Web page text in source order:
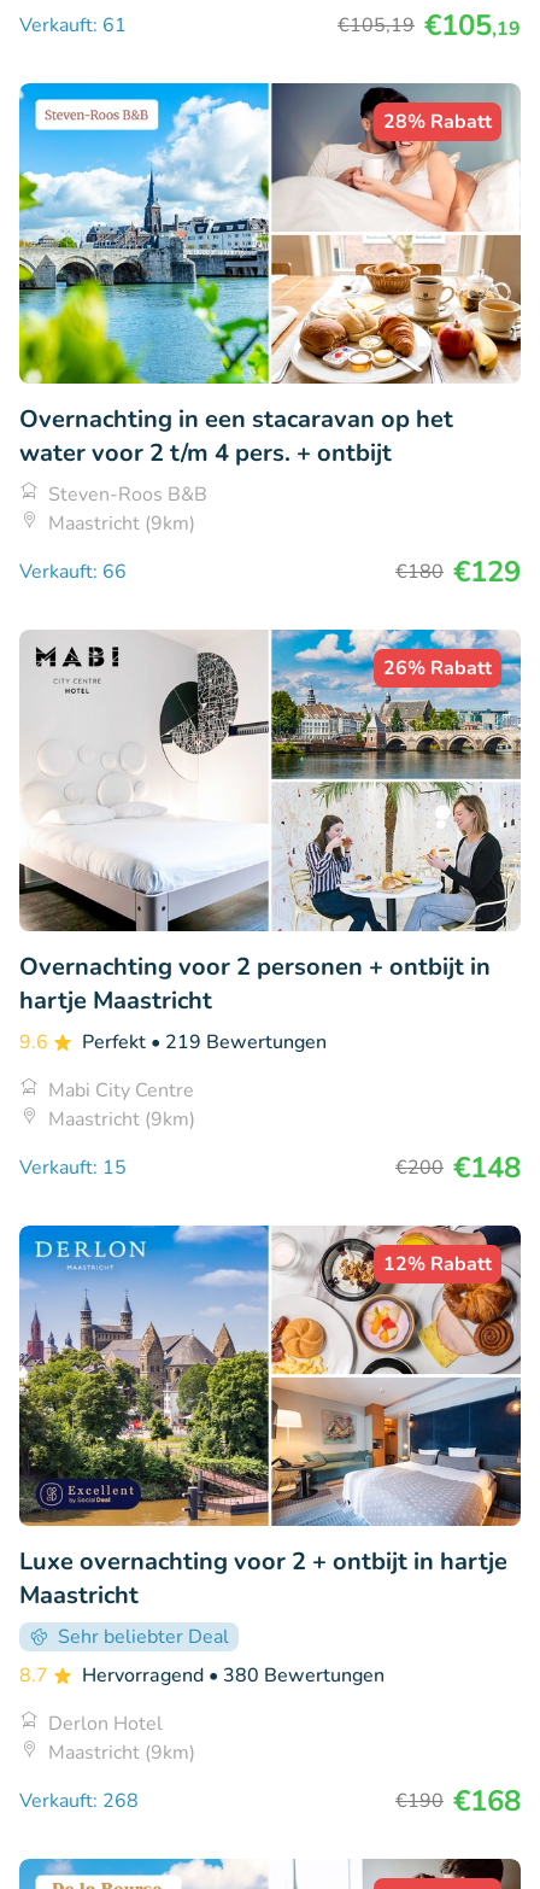
Verkauft: 61
€105,19 €105,19
28% Rabatt
Overnachting in een stacaravan op het
water voor 2 t/m 4 pers. + ontbijt
Steven-Roos B&B
Maastricht (9km)
Verkauft: 66
€180 €129
26% Rabatt
Overnachting voor 2 personen + ontbijt in
hartje Maastricht
9.6 Perfekt • 219 Bewertungen
Mabi City Centre
Maastricht (9km)
Verkauft: 15
€200 €148
12% Rabatt
Luxe overnachting voor 2 + ontbijt in hartje
Maastricht
Sehr beliebter Deal
8.7
Hervorragend • 380 Bewertungen
Derlon Hotel
Maastricht (9km)
Verkauft: 268
€190 €168